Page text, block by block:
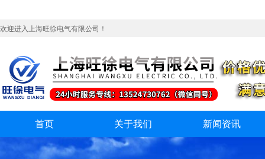
欢迎进入上海旺徐电气有限公司！
首页 关于我们 新闻资讯